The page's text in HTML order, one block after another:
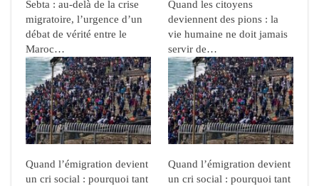
Sebta : au-delà de la crise
migratoire, l’urgence d’un
débat de vérité entre le
Maroc…
Quand les citoyens
deviennent des pions : la
vie humaine ne doit jamais
servir de…
Quand l’émigration devient
un cri social : pourquoi tant
Quand l’émigration devient
un cri social : pourquoi tant